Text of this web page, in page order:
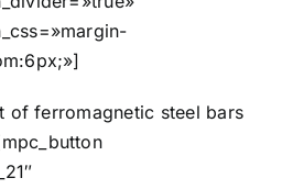
of ferromagnetic steel bars